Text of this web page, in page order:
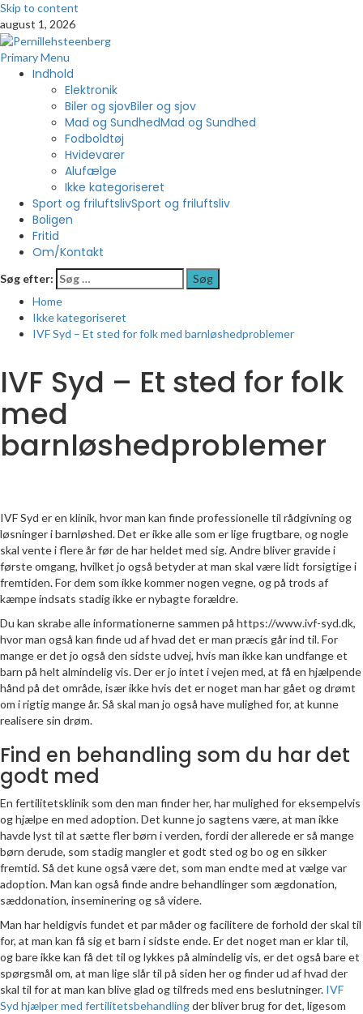
Skip to content
august 1, 2026
Primary Menu
Indhold
Elektronik
Biler og sjovBiler og sjov
Mad og SundhedMad og Sundhed
Fodboldtøj
Hvidevarer
Alufælge
Ikke kategoriseret
Sport og friluftslivSport og friluftsliv
Boligen
Fritid
Om/Kontakt
Søg efter:
Home
Ikke kategoriseret
IVF Syd – Et sted for folk med barnløshedproblemer
IVF Syd – Et sted for folk
med
barnløshedproblemer
IVF Syd er en klinik, hvor man kan finde professionelle til rådgivning og
løsninger i barnløshed. Det er ikke alle som er lige frugtbare, og nogle
skal vente i flere år før de har heldet med sig. Andre bliver gravide i
første omgang, hvilket jo også betyder at man skal være lidt forsigtige i
fremtiden. For dem som ikke kommer nogen vegne, og på trods af
kæmpe indsats stadig ikke er nybagte forældre.
Du kan skrabe alle informationerne sammen på https://www.ivf-syd.dk,
hvor man også kan finde ud af hvad det er man præcis går ind til. For
mange er det jo også den sidste udvej, hvis man ikke kan undfange et
barn på helt almindelig vis. Der er jo intet i vejen med, at få en hjælpende
hånd på det område, især ikke hvis det er noget man har gået og drømt
om i rigtig mange år. Så skal man jo også have mulighed for, at kunne
realisere sin drøm.
Find en behandling som du har det
godt med
En fertilitetsklinik som den man finder her, har mulighed for eksempelvis
og hjælpe en med adoption. Det kunne jo sagtens være, at man ikke
havde lyst til at sætte fler børn i verden, fordi der allerede er så mange
børn derude, som stadig mangler et godt sted og bo og en sikker
fremtid. Så det kune også være det, som man endte med at vælge var
adoption. Man kan også finde andre behandlinger som ægdonation,
sæddonation, inseminering og så videre.
Man har heldigvis fundet et par måder og facilitere de forhold der skal til
for, at man kan få sig et barn i sidste ende. Er det noget man er klar til,
og bare ikke kan få det til og lykkes på almindelig vis, er det også bare et
spørgsmål om, at man lige slår til på siden her og finder ud af hvad der
skal til for at man kan blive glad og tilfreds med ens beslutninger. IVF
Syd hjælper med fertilitetsbehandlingder bliver brug for det, ligesom